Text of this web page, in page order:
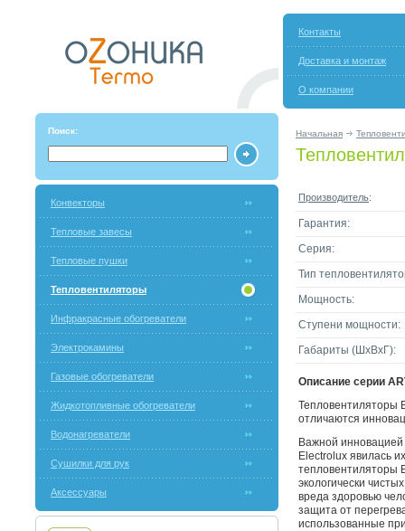
Контакты
Доставка и монтаж
О компании
Поиск: Начальная
Конвекторы
Тепловые завесы
Тепловые пушки
Тепловентиляторы
Инфракрасные обогреватели
Электрокамины
Газовые обогреватели
Жидкотопливные обогреватели
Водонагреватели
Сушилки для рук
Аксессуары
Производитель:
Гарантия:
Серия:
Тип
Мощность:
Ступени мощности:
Габариты (ШxВxГ):
Описание серии
Тепловентиляторы
отличаются
Важной инновацией
Electrolux явилась
тепловентиляторы
экологически
вреда здоровью
защита от
использованные